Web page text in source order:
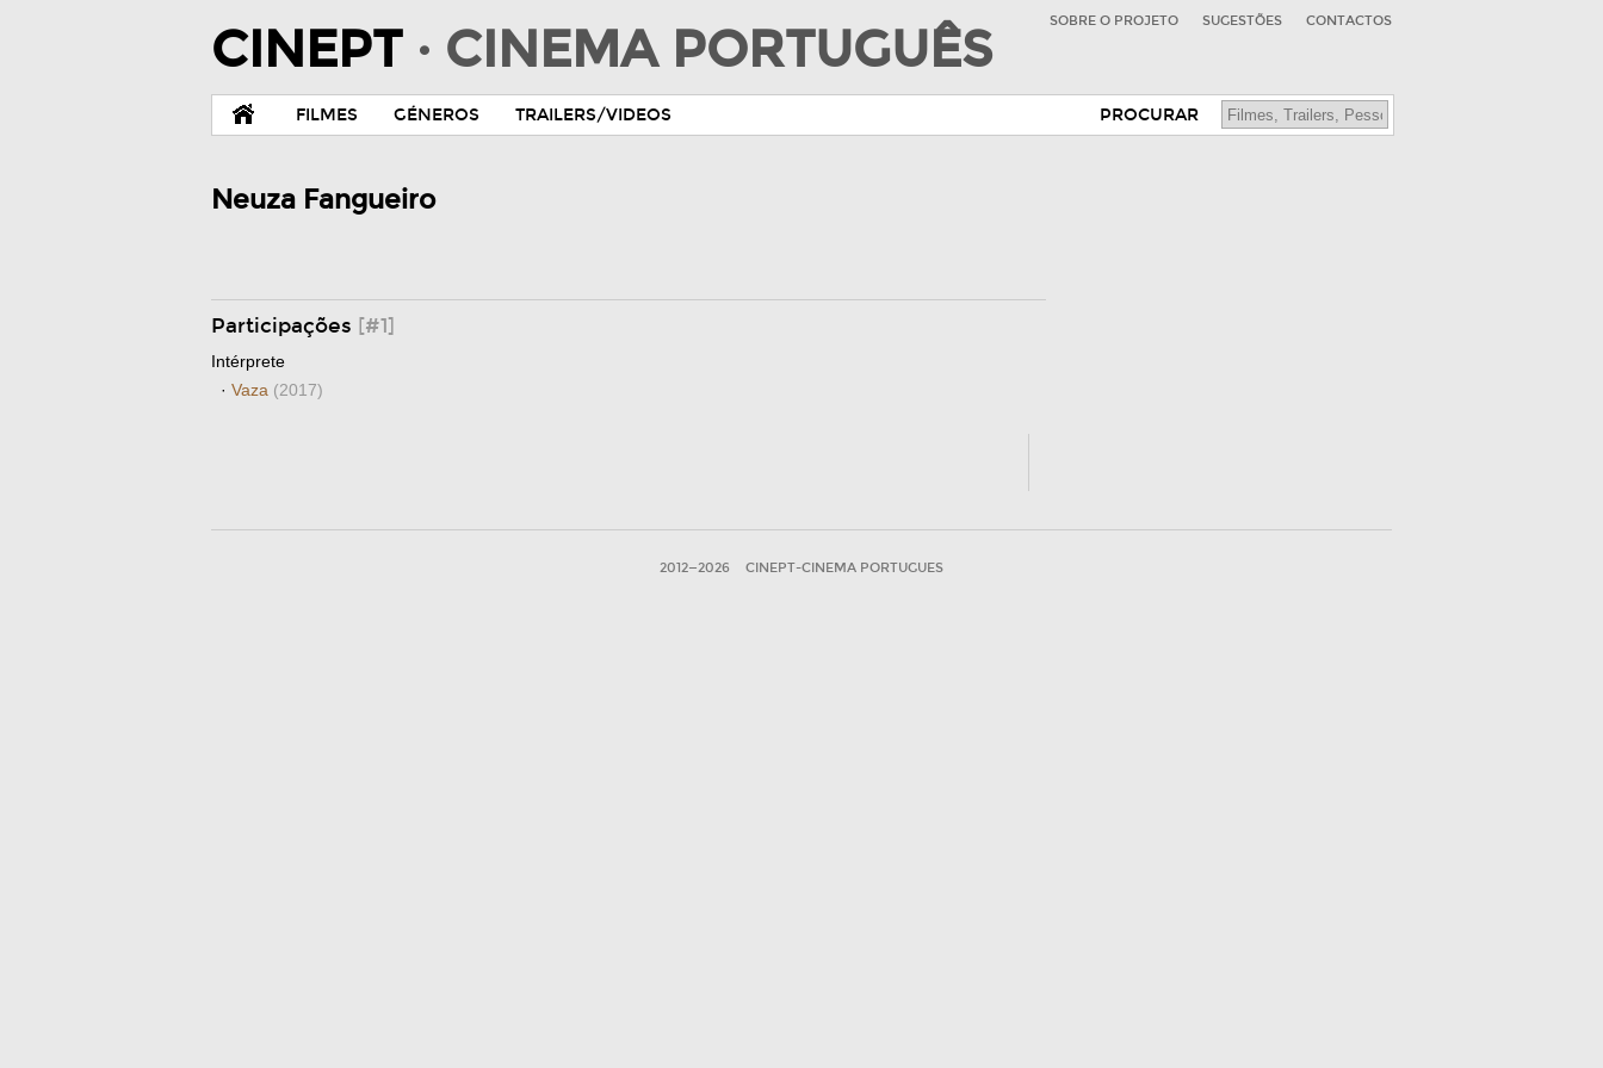
CINEPT · CINEMA PORTUGUÊS SOBRE O PROJETO SUGESTÕES CONTACTOS
FILMES GÉNEROS TRAILERS/VIDEOS PROCURAR
Neuza Fangueiro
Participações [#1]
Intérprete
· Vaza (2017)
2012—2026 CINEPT-CINEMA PORTUGUES